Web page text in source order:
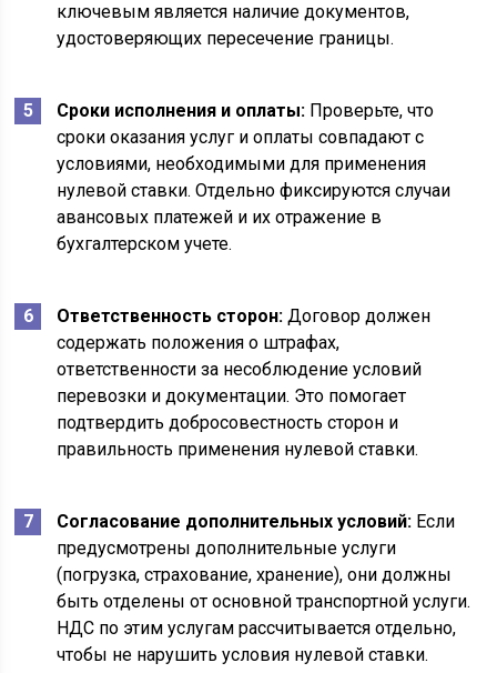
ключевым является наличие документов,
удостоверяющих пересечение границы.
Сроки исполнения и оплаты: Проверьте, что
сроки оказания услуг и оплаты совпадают с
условиями, необходимыми для применения
нулевой ставки. Отдельно фиксируются случаи
авансовых платежей и их отражение в
бухгалтерском учете.
Ответственность сторон: Договор должен
содержать положения о штрафах,
ответственности за несоблюдение условий
перевозки и документации. Это помогает
подтвердить добросовестность сторон и
правильность применения нулевой ставки.
Согласование дополнительных условий: Если
предусмотрены дополнительные услуги
(погрузка, страхование, хранение), они должны
быть отделены от основной транспортной услуги.
НДС по этим услугам рассчитывается отдельно,
чтобы не нарушить условия нулевой ставки.